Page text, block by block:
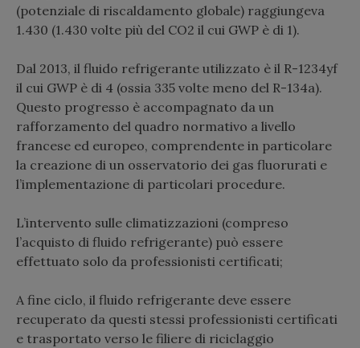
(potenziale di riscaldamento globale) raggiungeva
1.430 (1.430 volte più del CO2 il cui GWP è di 1).
Dal 2013, il fluido refrigerante utilizzato è il R-1234yf
il cui GWP è di 4 (ossia 335 volte meno del R-134a).
Questo progresso è accompagnato da un
rafforzamento del quadro normativo a livello
francese ed europeo, comprendente in particolare
la creazione di un osservatorio dei gas fluorurati e
l’implementazione di particolari procedure.
L’intervento sulle climatizzazioni (compreso
l’acquisto di fluido refrigerante) può essere
effettuato solo da professionisti certificati;
A fine ciclo, il fluido refrigerante deve essere
recuperato da questi stessi professionisti certificati
e trasportato verso le filiere di riciclaggio